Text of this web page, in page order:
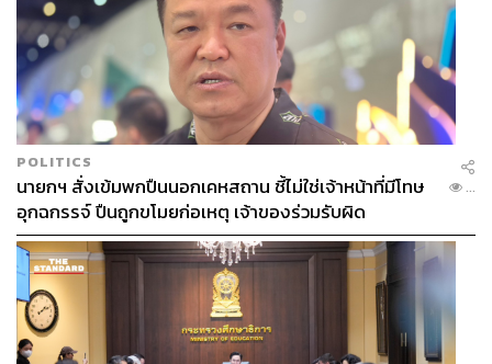
POLITICS
นายกฯ สั่งเข้มพกปืนนอกเคหสถาน ชี้ไม่ใช่เจ้าหน้าที่มีโทษ
อุกฉกรรจ์ ปืนถูกขโมยก่อเหตุ เจ้าของร่วมรับผิด
...